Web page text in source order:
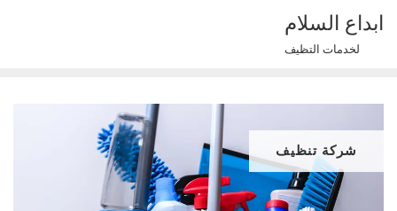
Skip
content
ابداع السلام
لخدمات التظيف
شركة تنظيف